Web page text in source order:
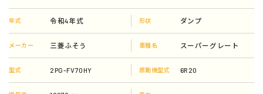
年式 令和4年式 形状 ダンプ
メーカー 三菱ふそう 車種名 スーパーグレート
型式 2PG-FV70HY 原動機型式 6R20